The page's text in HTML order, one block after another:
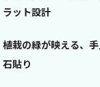
ラット設計
植栽の緑が映える、
石貼り